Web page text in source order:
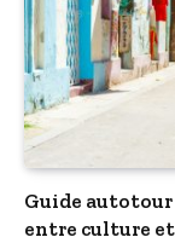
Guide autotour
entre culture